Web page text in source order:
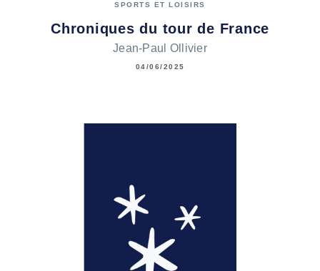
SPORTS ET LOISIRS
Chroniques du tour de France
Jean-Paul Ollivier
04/06/2025